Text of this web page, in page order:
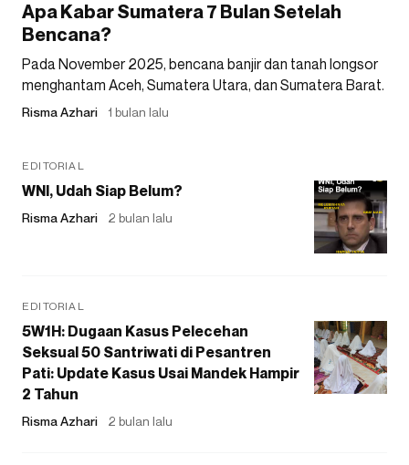
Apa Kabar Sumatera 7 Bulan Setelah
Bencana?
Pada November 2025, bencana banjir dan tanah longsor
menghantam Aceh, Sumatera Utara, dan Sumatera Barat.
Risma Azhari 1 bulan lalu
EDITORIAL
WNI, Udah Siap Belum?
Risma Azhari 2 bulan lalu
EDITORIAL
5W1H: Dugaan Kasus Pelecehan
Seksual 50 Santriwati di Pesantren
Pati: Update Kasus Usai Mandek Hampir
2 Tahun
Risma Azhari 2 bulan lalu